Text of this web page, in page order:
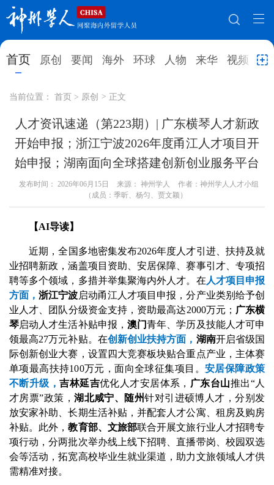
首页 原创 要闻 海外 环球 人物 来华 视频 教
网站地图
首页 原创
环球 人物 来华 视频
教育 就业创业 合作办学 直播访谈
留学 人才 学术 观点
深度 专题
招聘信息
当前位置： 首页 > 原创 > 正文
人才资讯速递（第223期）| 广东横琴人才新政
开始申报；浙江宁波2026年度甬江人才项目开
始申报；湖南面向全球搭建创新创业服务平台
发布时间： 2026年06月15日 来源： 神州学人
作者：神州学人人才小组
（成员：季昕、杨匀、贾文颖）
【AI导读】
近期，全国多地密集发布2026年度人才引进、扶持及就
业招聘新政，涵盖项目资助、安居保障、赛事引才、专项招
聘等多个领域，多措并举集聚海内外人才。在 人才项目申报
方面，浙江宁波 启动甬江人才项目申报，分产业类别给予创
业人才、团队分级资金支持，资助最高达2000万元； 广东横
琴启动人才生活补贴申报， 澳门青年、学历及技能人才可申
领最高27万元补贴。在创新创业扶持方面， 湖南开启省级国
际创新创业大赛，设置四大竞赛板块贴合重点产业，主体赛
单项最高扶持100万元，面向全球征集项目。 安居保障政策
不断升级，吉林延吉优化人才安居体系， 广东台山推出“人
才房票”政策，湖北咸宁、随州针对引进硕博人才，分别发
放安家补助、长期生活补贴，并配套人才公寓、租房及购房
补贴。此外，教育部、文旅部联合开展文旅行业人才招聘专
项行动，分两批次举办线上线下招聘、直播带岗、校园双选
会等活动，拓宽高校毕业生就业渠道，助力文旅领域人才供
需精准对接。